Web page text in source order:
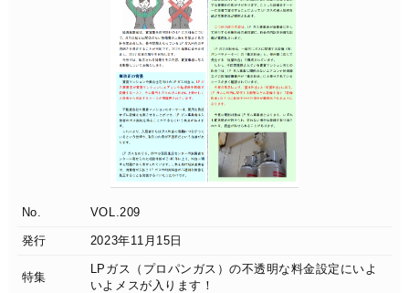
No. VOL.209
発行 2023年11月15日
特集
LPガス（プロパンガス）の不透明な料金設定にいよ
いよメスが入ります！